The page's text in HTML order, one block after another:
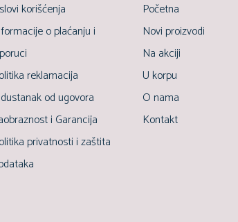
korišćenja
o plaćanju i
reklamacija
od ugovora
i Garancija
privatnosti i zaštita
Početna
Novi proizvodi
Na akciji
U korpu
O nama
Kontakt